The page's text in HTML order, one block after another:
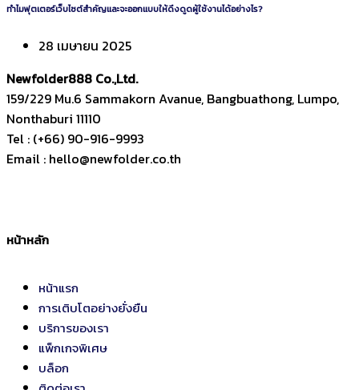
ทำไมฟุตเตอร์เว็บไซต์สำคัญและจะออกแบบให้ดึงดูดผู้ใช้งานได้อย่างไร?
28 เมษายน 2025
Newfolder888 Co.,Ltd.
159/229 Mu.6 Sammakorn Avanue, Bangbuathong, Lumpo,
Nonthaburi 11110
Tel : (+66) 90-916-9993
Email : hello@newfolder.co.th
หน้าหลัก
หน้าแรก
การเติบโตอย่างยั่งยืน
บริการของเรา
แพ็กเกจพิเศษ
บล็อก